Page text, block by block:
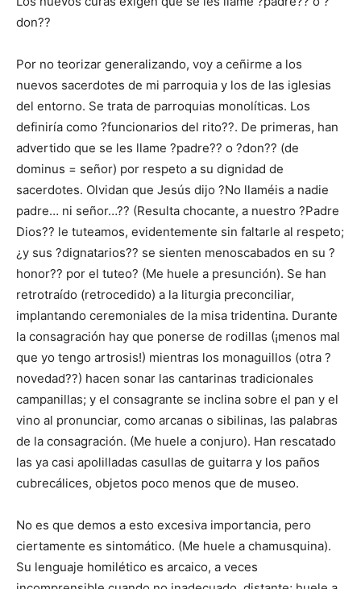
don??
Por no teorizar generalizando, voy a ceñirme a los
nuevos sacerdotes de mi parroquia y los de las iglesias
del entorno. Se trata de parroquias monolíticas. Los
definiría como ?funcionarios del rito??. De primeras, han
advertido que se les llame ?padre?? o ?don?? (de
dominus = señor) por respeto a su dignidad de
sacerdotes. Olvidan que Jesús dijo ?No llaméis a nadie
padre… ni señor…?? (Resulta chocante, a nuestro ?Padre
Dios?? le tuteamos, evidentemente sin faltarle al respeto;
¿y sus ?dignatarios?? se sienten menoscabados en su ?
honor?? por el tuteo? (Me huele a presunción). Se han
retrotraído (retrocedido) a la liturgia preconciliar,
implantando ceremoniales de la misa tridentina. Durante
la consagración hay que ponerse de rodillas (¡menos mal
que yo tengo artrosis!) mientras los monaguillos (otra ?
novedad??) hacen sonar las cantarinas tradicionales
campanillas; y el consagrante se inclina sobre el pan y el
vino al pronunciar, como arcanas o sibilinas, las palabras
de la consagración. (Me huele a conjuro). Han rescatado
las ya casi apolilladas casullas de guitarra y los paños
cubrecálices, objetos poco menos que de museo.
No es que demos a esto excesiva importancia, pero
ciertamente es sintomático. (Me huele a chamusquina).
Su lenguaje homilético es arcaico, a veces